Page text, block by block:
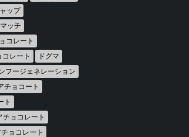
ップ
ッチ
コレート
レート
ドグマ
フージェネレーション
チョコート
ト
チョコレート
ョコレート